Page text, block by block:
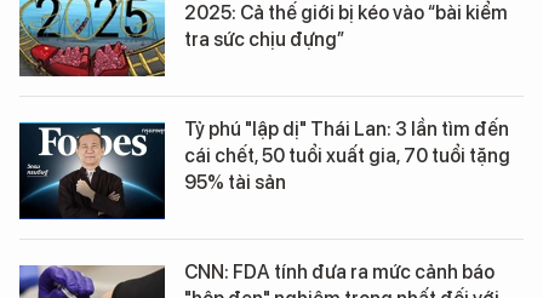
2025: Cả thế giới bị kéo vào “bài kiểm
tra sức chịu đựng”
Tỷ phú "lập dị" Thái Lan: 3 lần tìm đến
cái chết, 50 tuổi xuất gia, 70 tuổi tặng
95% tài sản
CNN: FDA tính đưa ra mức cảnh báo